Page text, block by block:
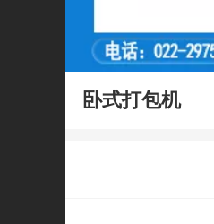
卧式打包机